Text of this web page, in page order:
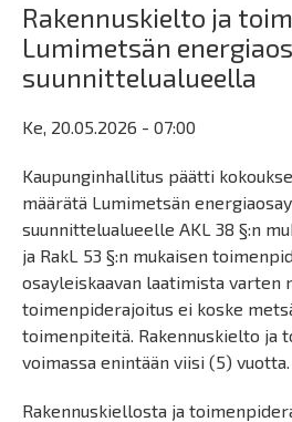
Rakennuskielto ja
Lumimetsän
suunnittelualueella
Ke, 20.05.2026 - 07:00
Kaupunginhallitus päätti
määrätä Lumimetsän
suunnittelualueelle AKL 38 §:n
ja RakL 53 §:n mukaisen
osayleiskaavan laatimista varten
toimenpiderajoitus ei koske
toimenpiteitä. Rakennuskielto ja
voimassa enintään viisi (5) vuotta.
Rakennuskiellosta ja